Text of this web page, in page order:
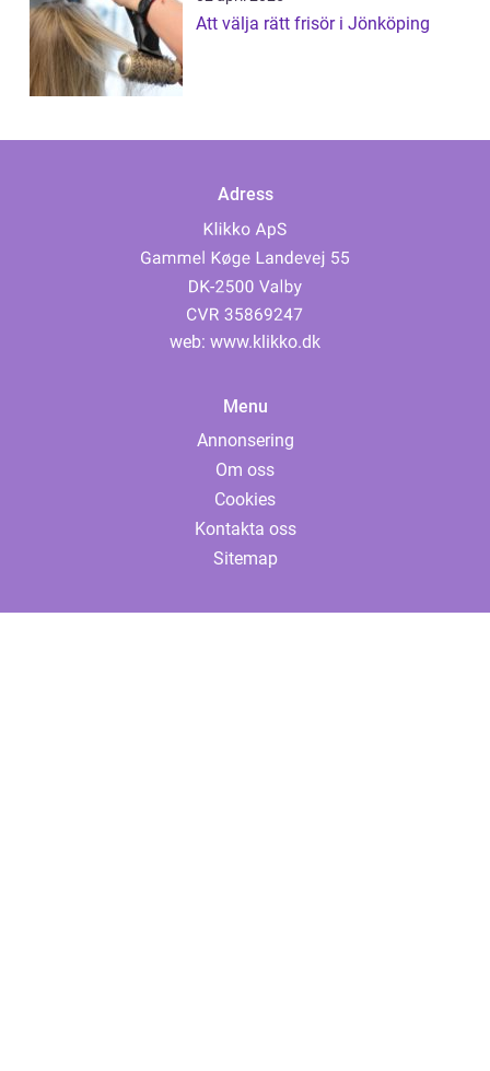
Att välja rätt frisör i Jönköping
Adress
web: www.klikko.dk
Menu
Annonsering
Om oss
Cookies
Kontakta oss
Sitemap